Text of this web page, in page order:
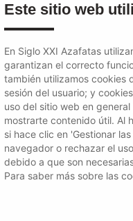
Este sitio web
En Siglo XXI Azafatas
garantizan el correcto
también utilizamos cookies
sesión del usuario; y
uso del sitio web en
mostrarte contenido útil. Al
si hace clic en 'Gestionar
navegador o rechazar el
debido a que son
Para saber más sobre las